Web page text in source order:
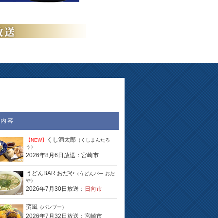
容
【NEW】 くし満太郎 （くしまんたろ
う）
2026年8月6日放送：宮崎市
うどんBAR おだや （うどんバー おだ
や）
2026年7月30日放送： 日向市
蛮風 （バンブー）
2026年7月32日放送：宮崎市